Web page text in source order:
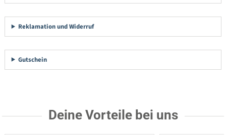
Reklamation und Widerruf
Gutschein
Deine Vorteile bei uns